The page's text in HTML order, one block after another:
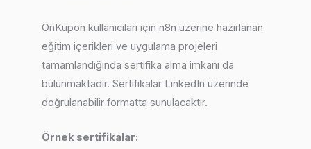
OnKupon kullanıcıları için n8n üzerine hazırlanan
eğitim içerikleri ve uygulama projeleri
tamamlandığında sertifika alma imkanı da
bulunmaktadır. Sertifikalar LinkedIn üzerinde
doğrulanabilir formatta sunulacaktır.
Örnek sertifikalar: